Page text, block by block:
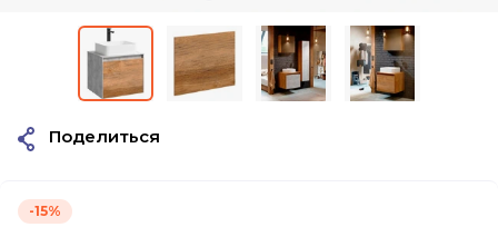
-15%
Поделиться